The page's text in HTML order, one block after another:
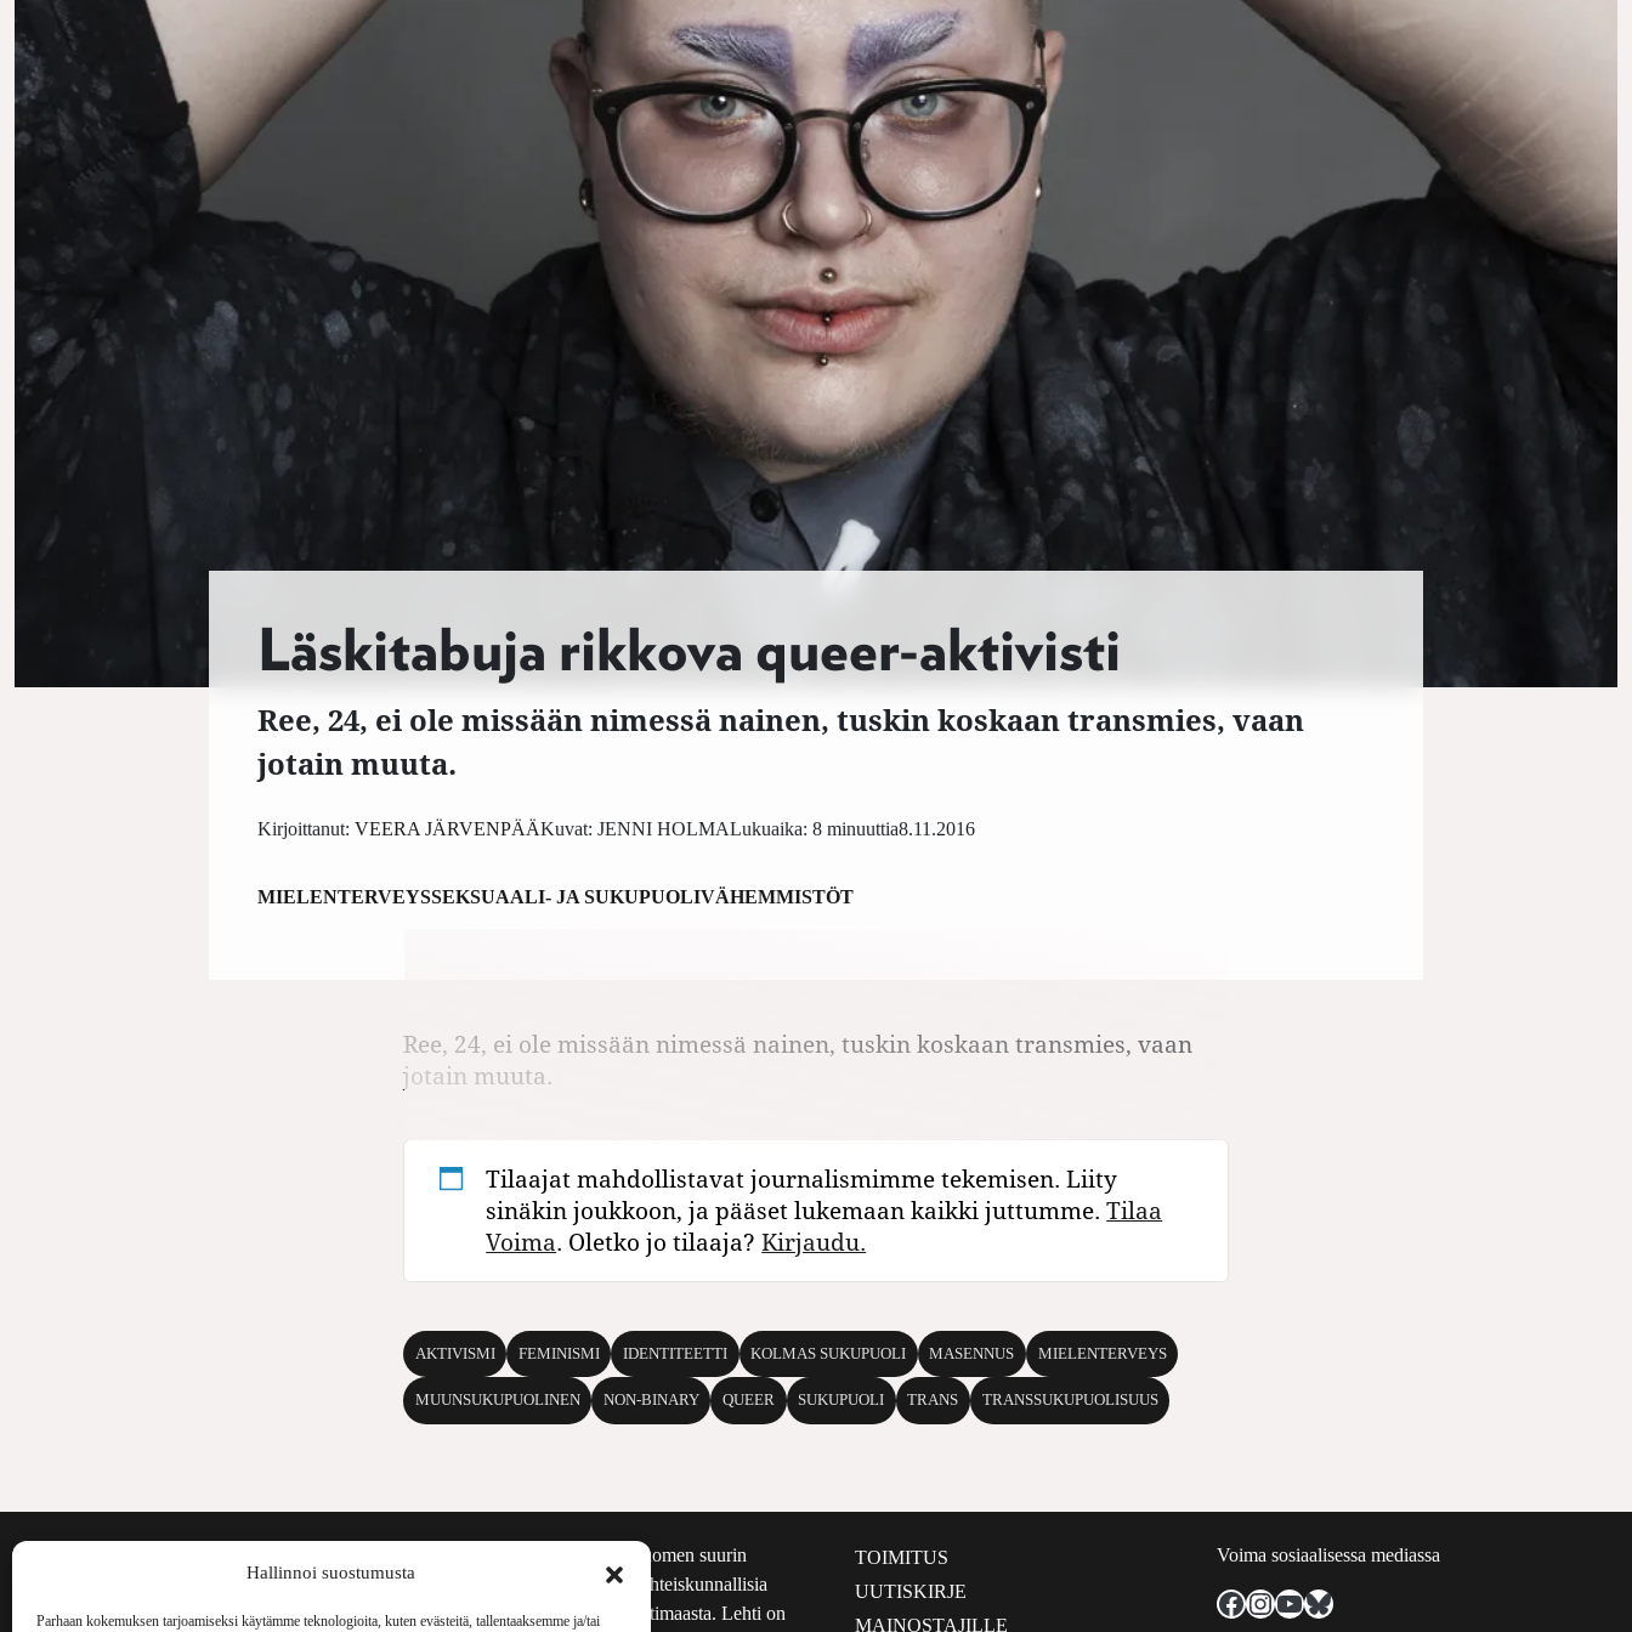
Hallinnoi suostumusta
Parhaan kokemuksen tarjoamiseksi käytämme teknologioita, kuten evästeitä, tallentaaksemme ja/tai
Läskitabuja rikkova queer-aktivisti
Ree, 24, ei ole missään nimessä nainen, tuskin koskaan transmies, vaan
jotain muuta.
8.11.2016
Kirjoittanut: VEERA JÄRVENPÄÄKuvat: JENNI HOLMALukuaika: 8 minuuttia
MIELENTERVEYSSEKSUAALI- JA SUKUPUOLIVÄHEMMISTÖT
Ree, 24, ei ole missään nimessä nainen, tuskin koskaan transmies, vaan
jotain muuta.
Tilaajat mahdollistavat journalismimme tekemisen. Liity
sinäkin joukkoon, ja pääset lukemaan kaikki juttumme.Tilaa
Voima. Oletko jo tilaaja?Kirjaudu.
AKTIVISMI FEMINISMI IDENTITEETTI KOLMAS SUKUPUOLI MASENNUS MIELENTERVEYS
MUUNSUKUPUOLINEN NON-BINARY QUEER SUKUPUOLI TRANS TRANSSUKUPUOLISUUS
Voima on painosmäärältään Suomen suurin
kulttuurilehti. Se nostaa esiin yhteiskunnallisia
aiheita niin maailmalta kuin kotimaasta. Lehti on
TOIMITUS
UUTISKIRJE
MAINOSTAJILLE
Voima sosiaalisessa mediassa
Facebook
Instagram
YouTube
Bluesky